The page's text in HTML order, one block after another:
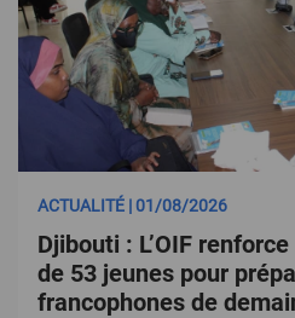
ACTUALITÉ | 01/08/2026
Djibouti : L’OIF
de 53 jeunes pour
francophones de